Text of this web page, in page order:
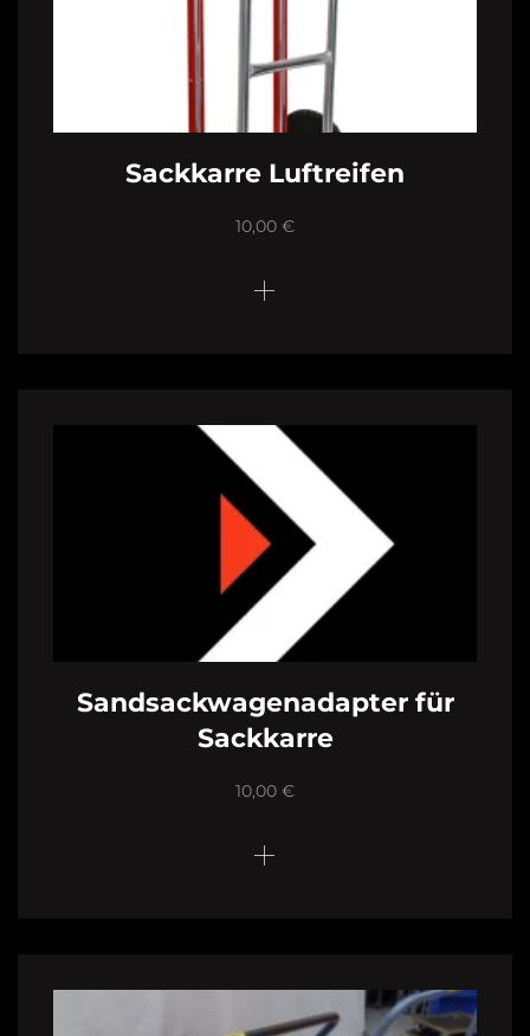
Sackkarre Luftreifen
10,00 €
Sandsackwagenadapter für
Sackkarre
10,00 €